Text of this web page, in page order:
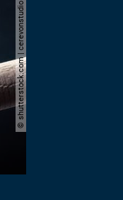
© shutterstock.com | cerevonstudio